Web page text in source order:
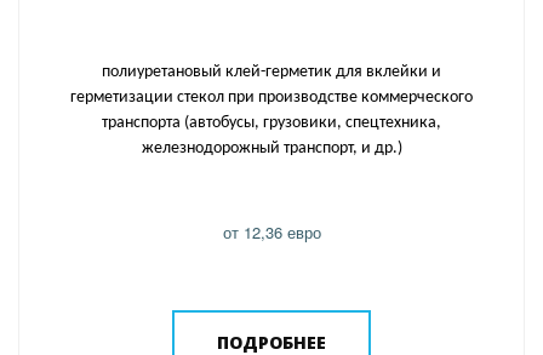
полиуретановый клей-герметик для вклейки и
герметизации стекол при производстве коммерческого
транспорта (автобусы, грузовики, спецтехника,
железнодорожный транспорт, и др.)
от 12,36 евро
ПОДРОБНЕЕ